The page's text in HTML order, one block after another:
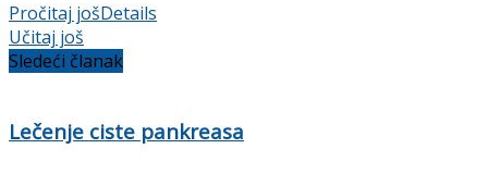
Pročitaj jošDetails
Učitaj još
Sledeći članak
Lečenje ciste pankreasa